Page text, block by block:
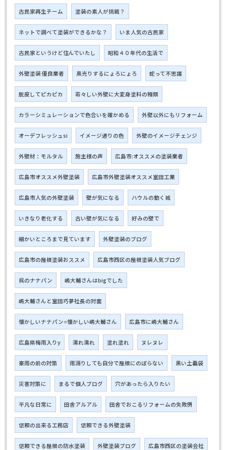
古民家再生チーム 塗装の素人が挑戦？
ネットで調べて塗装ができるかな？ いま人気の古民家
古民家というけど住んでいたし 昭和４０年代の生活で
外壁塗装 優良業者 黒光りするにょろにょろ 蛇って不思議
脱皮してピカピカ 若々しい外壁に大変身塗料の種類
カラーシミュレーションで色合いを確かめる 外壁以外にもリフォーム
オーデフレッシュsi イメージ通りの色 外壁のイメージチェンジ
外壁材：モルタル 施主様の声 広島市:オススメの塗装業者
広島市オススメ外壁塗装 広島市外壁塗装オススメ室田工業
広島市人気の外壁塗装 壁が気になる ハウルの動く城
いきなり老化する 古い壁が気になる 好みの壁で
細かいところまで見ています 外壁塗装のブログ
広島市の屋根塗装おススメ 広島市西区の屋根塗装人気ブログ
呉のナナパン 嶋大輔さんはbigでした
嶋大輔さんと室田巧夢社長の対面
懐かしいナナパン⭐懐かしい嶋大輔さん 広島市に嶋大輔さん
広島県梅雨入りy 濡れ濡れ 塗れ塗れ ヌレヌレ
豪雨の前の対策 雨漏りしても自分で屋根にのぼらない 黒い土嚢袋
災害対策に まるで個人ブログ 穴があったら入りたい
平凡な日常に 田舎アルアル 田舎でおこるリフォームの失敗例
信頼の出来る工務店 信頼できる外壁塗装
信頼できる屋根の防水塗装 外壁塗装ブログ 広島市西区の塗装会社